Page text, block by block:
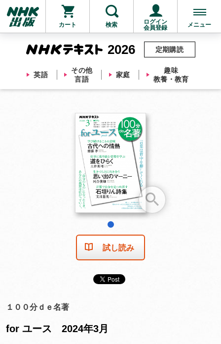
カート 検索
ログイン
会員登録
メニュー
2026
英語
その他
言語
家庭
趣味
教養・教育
定期購読
他にも商品を買う
試し読み
１００分ｄｅ名著
for ユース 2024年3月